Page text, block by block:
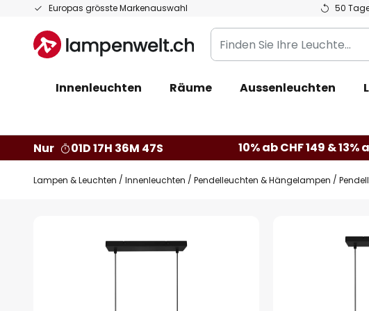
Europas grösste Markenauswahl 50
Zum
springen
Finden
Sie
Leuchte...
Innenleuchten Räume Aussenleuchten
Nur
01D 17H 36M 46S 10% ab CHF 149 & 13%
Lampen & Leuchten Innenleuchten Pendelleuchten & Hängelampen